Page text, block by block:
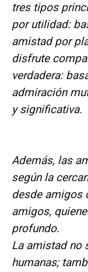
tres tipos
por utilidad:
amistad por
disfrute
verdadera:
admiración
y significativa.
Además, las
según la
desde amigos
amigos,
profundo.
La amistad no
humanas;